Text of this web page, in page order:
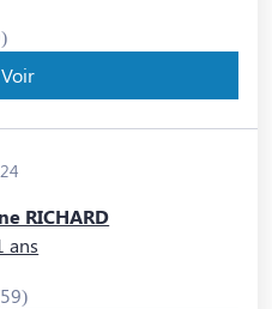
Voir
RICHARD
ans